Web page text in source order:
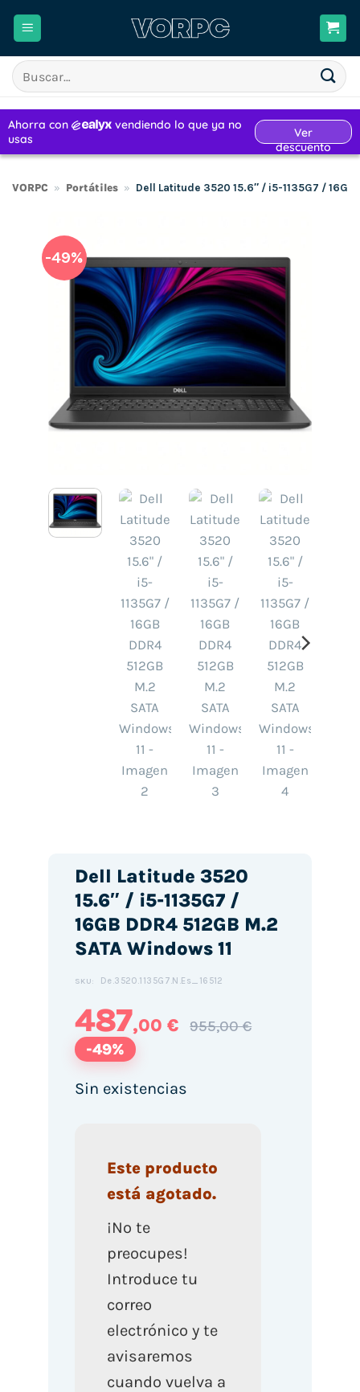
Buscar
por:
VORPC » Portátiles » Dell Latitude 3520 15.6″ / i5-1135G7 / 16GB
-49%
Dell Latitude 3520
15.6″ / i5-1135G7 /
16GB DDR4 512GB M.2
SATA Windows 11
SKU: De.3520.1135G7.N.Es_16512
487,00 € 955,00 €
-49%
Sin existencias
Este producto
está agotado.
¡No te
preocupes!
Introduce tu
correo
electrónico y te
avisaremos
cuando vuelva a